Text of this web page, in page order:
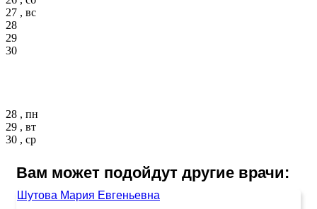
27 , вс
28
29
30
28 , пн
29 , вт
30 , ср
Вам может подойдут другие врачи:
Шутова Мария Евгеньевна